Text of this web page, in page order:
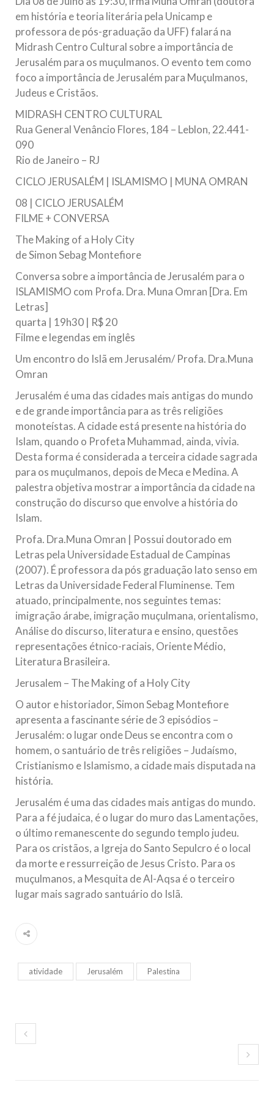
todos os irmãos e irmãs um novo
10 DE NOVEMBRO DE 2013
Falecimento do Imam Ali Ibn Al-Hussein
(A.S.)
Em nome de Deus, o Clemente, o Misericordioso! Diante da
muçulmanos, o Imam Ali Ibn Al-Hussein Ibn Ali Ibn Abi Táleb
NOTÍCIAS
3 DE JULHO DE 2014
Centro Islâmico no Brasil recebe o ex-
ministro das Relações Exteriores da
República Islâmica do Irã
Na noite da quinta-feira, 03 de Abril, o Centro Islâmico no
Relações Exteriores da República Islâmica do Irã, Sr. Kamal
em história e teoria literária pela Unicamp e
professora de pós-graduação da UFF) falará na
Midrash Centro Cultural sobre a importância de
Jerusalém para os muçulmanos. O evento tem como
foco a importância de Jerusalém para Muçulmanos,
Judeus e Cristãos.
MIDRASH CENTRO CULTURAL
Rua General Venâncio Flores, 184 – Leblon, 22.441-
090
Rio de Janeiro – RJ
CICLO JERUSALÉM | ISLAMISMO | MUNA OMRAN
08 | CICLO JERUSALÉM
FILME + CONVERSA
The Making of a Holy City
de Simon Sebag Montefiore
Conversa sobre a importância de Jerusalém para o
ISLAMISMO com Profa. Dra. Muna Omran [Dra. Em
Letras]
quarta | 19h30 | R$ 20
Filme e legendas em inglês
Um encontro do Islã em Jerusalém/ Profa. Dra.Muna
Omran
Jerusalém é uma das cidades mais antigas do mundo
e de grande importância para as três religiões
monoteístas. A cidade está presente na história do
Islam, quando o Profeta Muhammad, ainda, vivia.
Desta forma é considerada a terceira cidade sagrada
para os muçulmanos, depois de Meca e Medina. A
palestra objetiva mostrar a importância da cidade na
construção do discurso que envolve a história do
Islam.
Profa. Dra.Muna Omran | Possui doutorado em
Letras pela Universidade Estadual de Campinas
(2007). É professora da pós graduação lato senso em
Letras da Universidade Federal Fluminense. Tem
atuado, principalmente, nos seguintes temas:
imigração árabe, imigração muçulmana, orientalismo,
Análise do discurso, literatura e ensino, questões
representações étnico-raciais, Oriente Médio,
Literatura Brasileira.
Jerusalem – The Making of a Holy City
O autor e historiador, Simon Sebag Montefiore
apresenta a fascinante série de 3 episódios –
Jerusalém: o lugar onde Deus se encontra com o
homem, o santuário de três religiões – Judaísmo,
Cristianismo e Islamismo, a cidade mais disputada na
história.
Jerusalém é uma das cidades mais antigas do mundo.
Para a fé judaica, é o lugar do muro das Lamentações,
o último remanescente do segundo templo judeu.
Para os cristãos, a Igreja do Santo Sepulcro é o local
da morte e ressurreição de Jesus Cristo. Para os
muçulmanos, a Mesquita de Al-Aqsa é o terceiro
lugar mais sagrado santuário do Islã.
atividade Jerusalém Palestina